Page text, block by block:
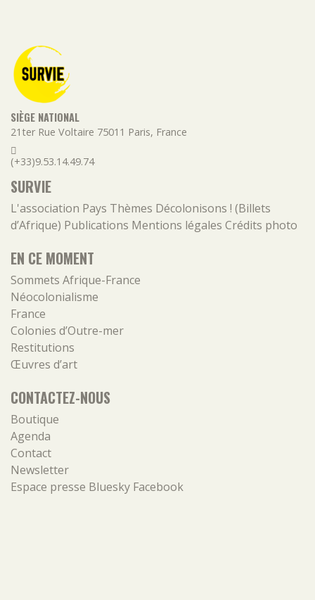
SIÈGE NATIONAL
21ter Rue Voltaire 75011 Paris, France
(+33)9.53.14.49.74
SURVIE
L'association Pays Thèmes Décolonisons ! (Billets
d’Afrique) Publications Mentions légales Crédits photo
EN CE MOMENT
Sommets Afrique-France
Néocolonialisme
France
Colonies d’Outre-mer
Restitutions
Œuvres d’art
CONTACTEZ-NOUS
Boutique
Agenda
Contact
Newsletter
Espace presse Bluesky Facebook